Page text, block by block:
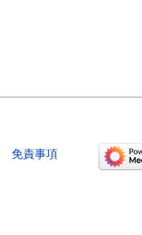
免責事項